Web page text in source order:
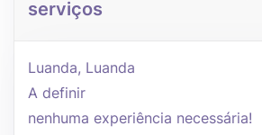
serviços
Luanda, Luanda
A definir
nenhuma experiência necessária!